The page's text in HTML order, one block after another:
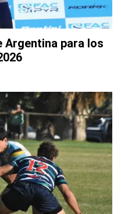
Argentina para los